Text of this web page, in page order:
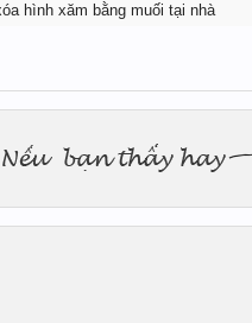
hình xăm bằng muối tại nhà